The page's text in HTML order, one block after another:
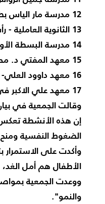
12 مدرسة مار الياس بطينا-الأونيسكو (150 مشاركا)
13 الثانوية العاملية - رأس النبع ( 100 مشارك)
14 مدرسة البسطة الأولى و الثالثة (150 مشاركا )
15 معهد المفتي د. محمد علي الجوزو الفني – برجا (75 مشاركا)
16 معهد داوود العلي- سبلين (100 مشارك)
17 معهد علي الاكبر في الدوحة- خلدة (400 مشارك)
وقالت الجمعية في
إن هذه الأنشطة تعكس
الضغوط النفسية
وأكدت على
الأطفال هم أمل الغد،
ووعدت الجمعية
والنمو".